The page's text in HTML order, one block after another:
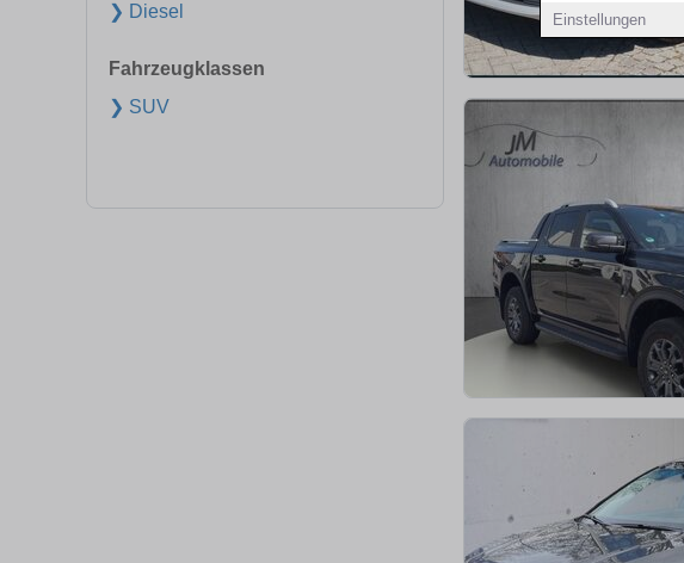
Einstellungen
❯ Diesel
Fahrzeugklassen
❯ SUV